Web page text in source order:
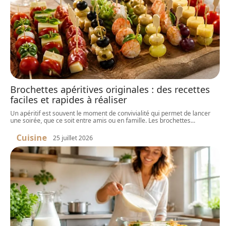
Brochettes apéritives originales : des recettes
faciles et rapides à réaliser
Un apéritif est souvent le moment de convivialité qui permet de lancer
une soirée, que ce soit entre amis ou en famille. Les brochettes…
Cuisine 25 juillet 2026